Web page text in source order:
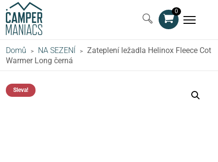
0
Domů > NA SEZENÍ >
Zateplení ležadla Helinox Fleece Cot
Warmer Long černá
Sleva!